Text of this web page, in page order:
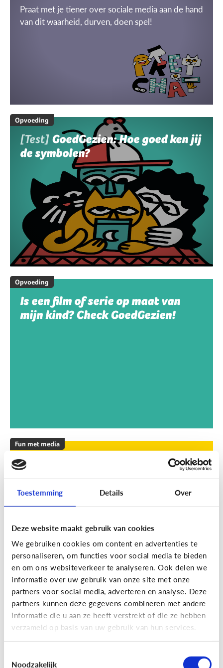
Toestemming Details Over
Deze website maakt gebruik van cookies
We gebruiken cookies om content en advertenties te
personaliseren, om functies voor social media te bieden
en om ons websiteverkeer te analyseren. Ook delen we
informatie over uw gebruik van onze site met onze
partners voor social media, adverteren en analyse. Deze
partners kunnen deze gegevens combineren met andere
informatie die u aan ze heeft verstrekt of die ze hebben
verzameld op basis van uw gebruik van hun services.
Noodzakelijk
Praat met je tiener over sociale media aan de hand
van dit waarheid, durven, doen spel!
Opvoeding
[Test] GoedGezien: Hoe goed ken jij
de symbolen?
Opvoeding
Is een film of serie op maat van
mijn kind? Check GoedGezien!
Fun met media
Leuke apps voor tieners om de
zomer door te komen
Geef je kind een duwtje in de rug met deze leuke
apps tegen verveling, waar ze op eigen houtje
Fun met media
Fun met foto’s: zo boost je de
creativiteit van je kind